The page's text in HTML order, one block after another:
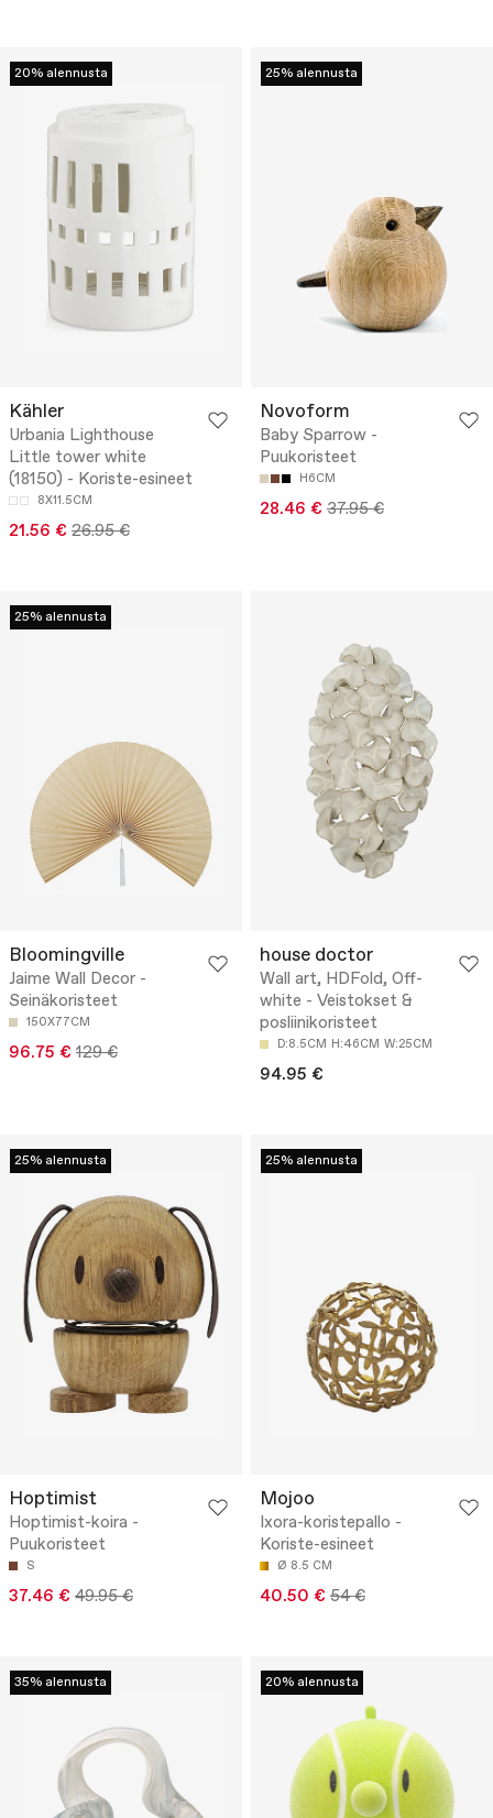
20% alennusta
Kähler
Urbania Lighthouse
Little tower white
(18150) - Koriste-esineet
8X11.5CM
21.56 € 26.95 €
25% alennusta
Novoform
Baby Sparrow -
Puukoristeet
H6CM
28.46 € 37.95 €
25% alennusta
Bloomingville
Jaime Wall Decor -
Seinäkoristeet
150X77CM
96.75 € 129 €
house doctor
Wall art, HDFold, Off-
white - Veistokset &
posliinikoristeet
D:8.5CM H:46CM W:25CM
94.95 €
25% alennusta
Hoptimist
Hoptimist-koira -
Puukoristeet
S
37.46 € 49.95 €
25% alennusta
Mojoo
Ixora-koristepallo -
Koriste-esineet
Ø 8.5 CM
40.50 € 54 €
35% alennusta 20% alennusta